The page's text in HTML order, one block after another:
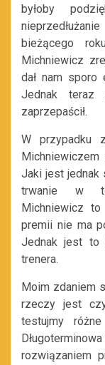
byłoby
bieżącego
Michniewicz
dał nam sporo
Jednak teraz
zaprzepaścił.
W przypadku
Jaki jest jednak
trwanie w
Michniewicz
premii nie ma
Jednak jest to
trenera.
Moim zdaniem
rzeczy jest
testujmy
rozwiązaniem